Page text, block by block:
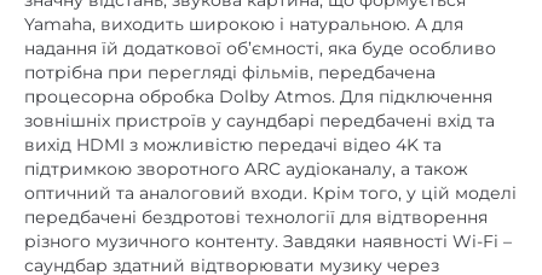
надання їй додаткової об’ємності, яка буде особливо
потрібна при перегляді фільмів, передбачена
процесорна обробка Dolby Atmos.Для підключення
зовнішніх пристроїв у саундбарі передбачені вхід та
вихід HDMI з можливістю передачі відео 4K та
підтримкою зворотного ARC аудіоканалу, а також
оптичний та аналоговий входи. Крім того, у цій моделі
передбачені бездротові технології для відтворення
різного музичного контенту. Завдяки наявності Wi-Fi –
саундбар здатний відтворювати музику через
популярні онлайн-сервіси Spotify Connect та Tidal